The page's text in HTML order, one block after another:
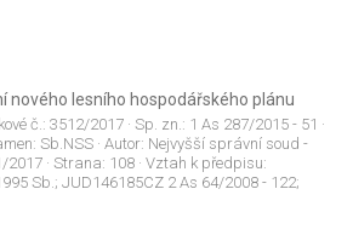
nového lesního hospodářského plánu
č.: 3512/2017 · Sp. zn.: 1 As 287/2015 - 51 ·
Sb.NSS · Autor: Nejvyšší správní soud -
2017 · Strana: 108 · Vztah k předpisu:
Sb.; JUD146185CZ 2 As 64/2008 - 122;